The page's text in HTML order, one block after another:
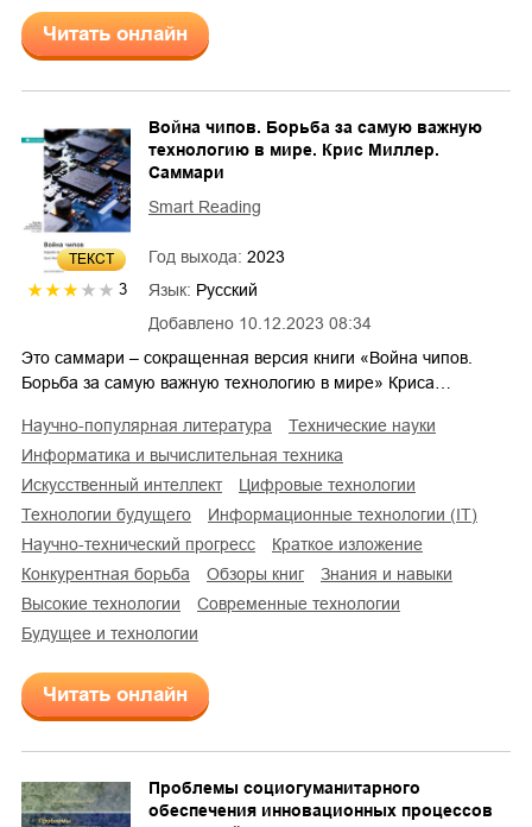
Читать онлайн
ТЕКСТ
3
Добавлено 10.12.2023 08:34
Война чипов. Борьба за самую важную
технологию в мире. Крис Миллер.
Саммари
Smart Reading
Год выхода: 2023
Язык: Русский
Это саммари – сокращенная версия книги «Война чипов.
Борьба за самую важную технологию в мире» Криса…
научно-популярная литература
технические науки
информатика и вычислительная техника
искусственный интеллект
цифровые технологии
технологии будущего
информационные технологии (IT)
научно-технический прогресс
краткое изложение
конкурентная борьба
обзоры книг
знания и навыки
высокие технологии
современные технологии
будущее и технологии
Читать онлайн
Проблемы социогуманитарного
обеспечения инновационных процессов